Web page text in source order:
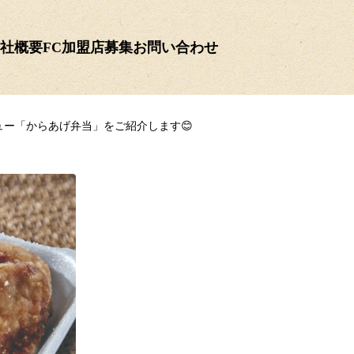
概要FC加盟店募集お問い合わせ
ー「からあげ弁当」をご紹介します😊